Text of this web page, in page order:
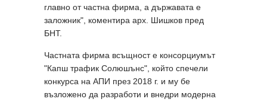
главно от частна фирма, а държавата е
заложник", коментира арх. Шишков пред
БНТ.
Частната фирма всъщност е консорциумът
"Капш трафик Солюшънс", който спечели
конкурса на АПИ през 2018 г. и му бе
възложено да разработи и внедри модерна